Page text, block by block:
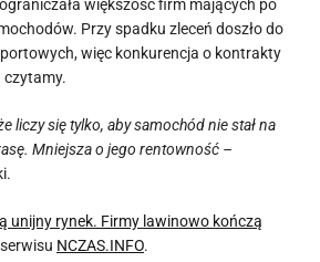
większość firm mających po
Przy spadku zleceń doszło do
więc konkurencja o kontrakty
czytamy.
liczy się tylko, aby samochód nie stał na
Mniejsza o jego rentowność –
unijny rynek. Firmy lawinowo kończą
NCZAS.INFO.